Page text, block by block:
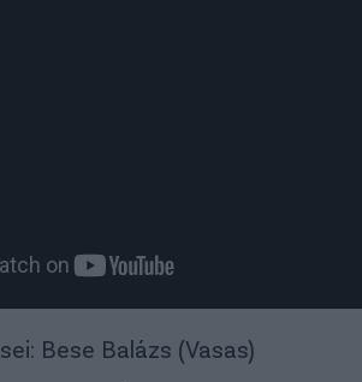
Bese Balázs (Vasas)